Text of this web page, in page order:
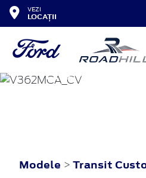
VEZI
LOCAȚII
TRANSIT
Modele > Transit